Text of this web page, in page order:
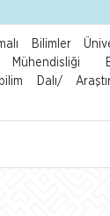
Bilimler
Mühendisliği
Dalı/